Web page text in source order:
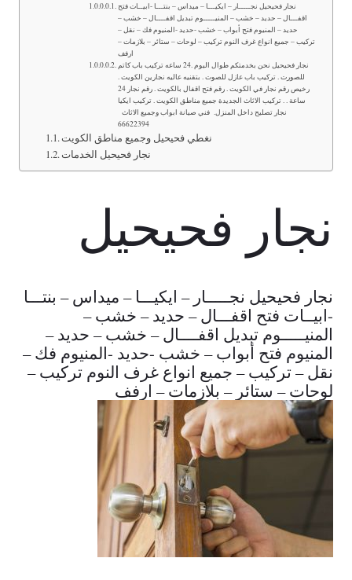
نجار فحيحيل نجـــــار – ايكيـــا – ميداس – بنتـــا -ابيــات فتح
اقفـــال – حديد – خشب – المنيـــــوم تبديل اقفــــال – خشب –
حديد – المنيوم فتح أبواب – خشب -حديد -المنيوم فك – نقل –
تركيب – جميع انواع غرف النوم تركيب – لوحات – ستائر – بلازمات –
ارفف
نجار فحيحيل نحن بخدمتكم طوال اليوم .24 ساعه تركيب باب كاتم
للصورت . تركيب باب عازل للصوت . بتقنيه عاليه نجارين الكويت .
رخيص رقم نجار في الكويت . رقم فتح اقفال بالكويت . رقم نجار 24
ساعة . . تركيب الاثاث الجديدة جميع مناطق الكويت . تركيب ايكيا
نجار تصليح داخل المنزل. فني صيانة ابواب وجميع الاثاث
66622394
نغطي فحيحيل وجميع مناطق الكويت
نجار فحيحيل الخدمات
نجار فحيحيل
نجار فحيحيل نجـــــار – ايكيـــا – ميداس – بنتـــا
-ابيــات فتح اقفـــال – حديد – خشب –
المنيـــــوم تبديل اقفــــال – خشب – حديد –
المنيوم فتح أبواب – خشب -حديد -المنيوم فك –
نقل – تركيب – جميع انواع غرف النوم تركيب –
لوحات – ستائر – بلازمات – ارفف